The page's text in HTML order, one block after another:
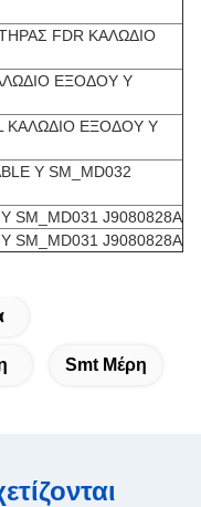
FDR ΚΑΛΩΔΙΟ
ΕΞΟΔΟΥ Y
ΚΑΛΩΔΙΟ ΕΞΟΔΟΥ Y
Y SM_MD032
SM_MD031 J9080828A
SM_MD031 J9080828A
Smt Μέρη